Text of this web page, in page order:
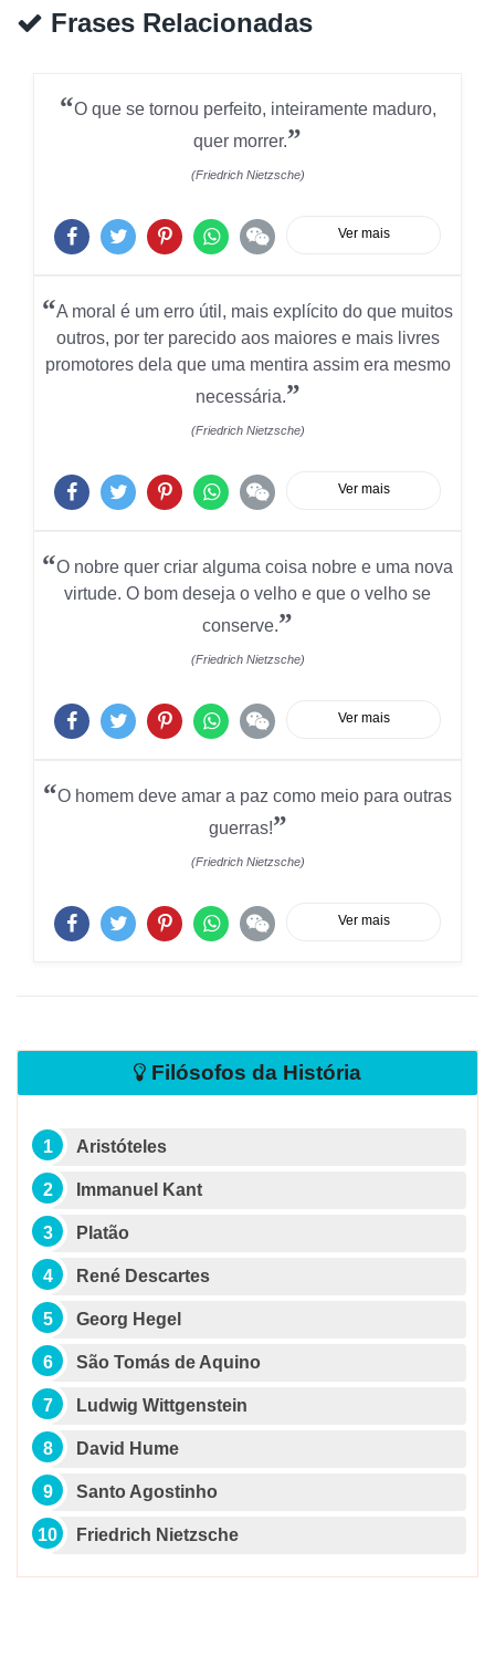
Frases Relacionadas
“O que se tornou perfeito, inteiramente maduro,
quer morrer.”
(Friedrich Nietzsche)
Ver mais
“A moral é um erro útil, mais explícito do que muitos
outros, por ter parecido aos maiores e mais livres
promotores dela que uma mentira assim era mesmo
necessária.”
(Friedrich Nietzsche)
Ver mais
“O nobre quer criar alguma coisa nobre e uma nova
virtude. O bom deseja o velho e que o velho se
conserve.”
(Friedrich Nietzsche)
Ver mais
“O homem deve amar a paz como meio para outras
guerras!”
(Friedrich Nietzsche)
Ver mais
Filósofos da História
Aristóteles
Immanuel Kant
Platão
René Descartes
Georg Hegel
São Tomás de Aquino
Ludwig Wittgenstein
David Hume
Santo Agostinho
Friedrich Nietzsche